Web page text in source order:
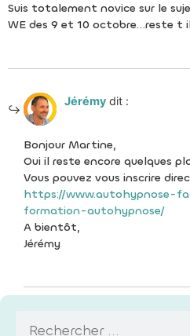
Suis totalement novice sur le
WE des 9 et 10 octobre…reste t
Jérémy dit :
Bonjour Martine,
Oui il reste encore quelques
Vous pouvez vous inscrire
https://www.autohypnose-
formation-autohypnose/
A bientôt,
Jérémy